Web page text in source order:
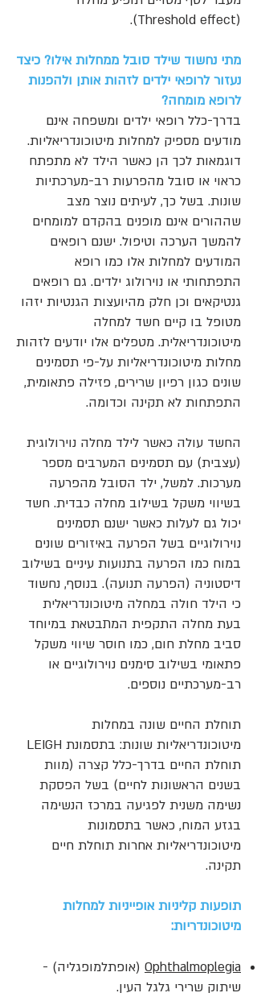
(Threshold effect).
מתי נחשוד שילד סובל ממחלות אילו? כיצד
נעזור לרופאי ילדים לזהות אותן ולהפנות
לרופא מומחה?
בדרך-כלל רופאי ילדים ומשפחה אינם
מודעים מספיק למחלות מיטוכונדריאליות.
דוגמאות לכך הן כאשר הילד לא מתפתח
כראוי או סובל מהפרעות רב-מערכתיות
שונות. בשל כך, לעיתים נוצר מצב
שההורים אינם מופנים בהקדם למומחים
להמשך הערכה וטיפול. ישנם רופאים
המודעים למחלות אלו כמו רופא
התפתחותי או נוירולוג ילדים. גם רופאים
גנטיקאים וכן חלק מהיועצות הגנטיות יזהו
מטופל בו קיים חשד למחלה
מיטוכונדריאלית. מטפלים אלו יודעים לזהות
מחלות מיטוכונדריאליות על-פי תסמינים
שונים כגון רפיון שרירים, פזילה פתאומית,
התפתחות לא תקינה וכדומה.
החשד עולה כאשר לילד מחלה נוירולוגית
(עצבית) עם תסמינים המערבים מספר
מערכות. למשל, ילד הסובל מהפרעה
בשיווי משקל בשילוב מחלה כבדית. חשד
יכול גם לעלות כאשר ישנם תסמינים
נוירולוגיים בשל הפרעה באיזורים שונים
במוח כמו הפרעה בתנועות עיניים בשילוב
דיסטוניה (הפרעה תנועה). בנוסף, נחשוד
כי הילד חולה במחלה מיטוכונדריאלית
בעת מחלה התקפית המתבטאת במיוחד
סביב מחלת חום, כמו חוסר שיווי משקל
פתאומי בשילוב סימנים נוירולוגיים או
רב-מערכתיים נוספים.
תוחלת החיים שונה במחלות
מיטוכונדריאליות שונות: בתסמונת LEIGH
תוחלת החיים בדרך-כלל קצרה (מוות
בשנים הראשונות לחיים) בשל הפסקת
נשימה משנית לפגיעה במרכז הנשימה
בגזע המוח, כאשר בתסמונות
מיטוכונדריאליות אחרות תוחלת חיים
תקינה.
תופעות קליניות אופייניות למחלות
מיטוכונדריות:
Ophthalmoplegia (אופתלמופגליה) -
שיתוק שרירי גלגל העין.